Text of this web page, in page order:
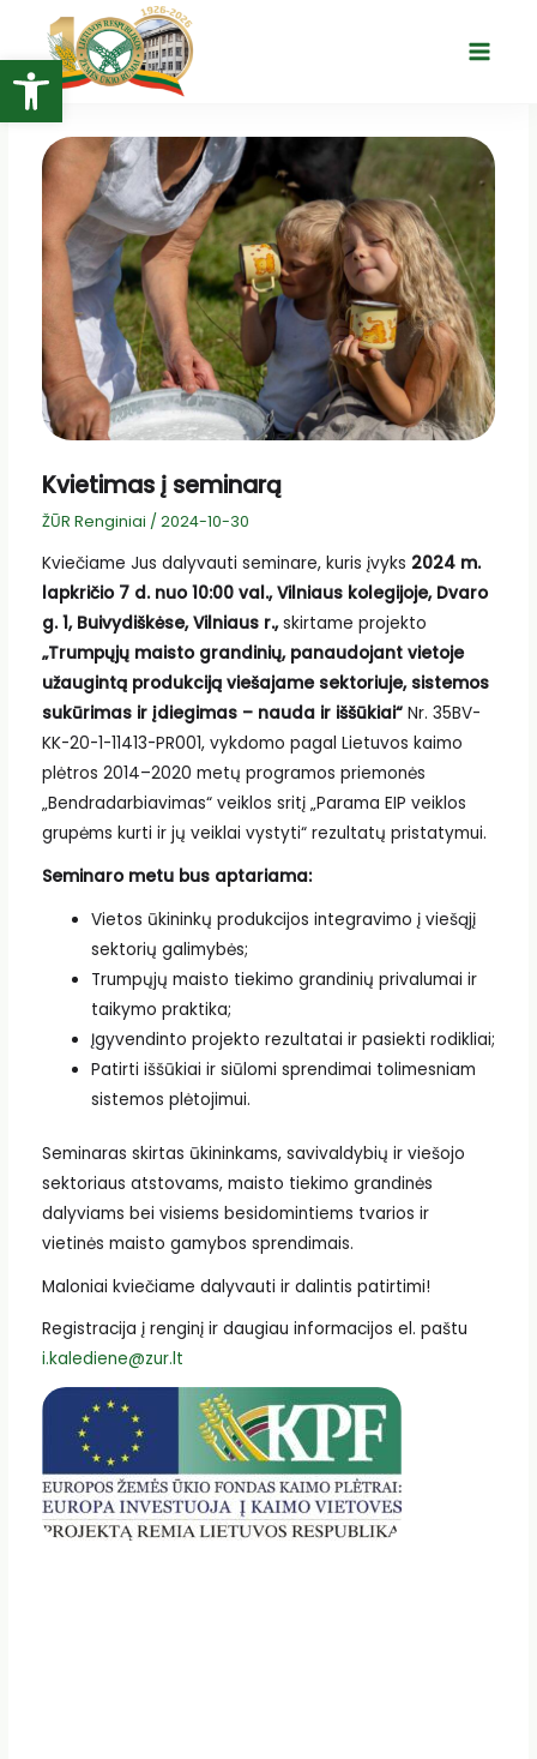
Open toolbar
turinio
Main
Kvietimas į seminarą
ŽŪR Renginiai / 2024-10-30
Kviečiame Jus dalyvauti seminare, kuris įvyks 2024 m.
lapkričio 7 d. nuo 10:00 val., Vilniaus kolegijoje, Dvaro
g. 1, Buivydiškėse, Vilniaus r.,skirtame projekto
„Trumpųjų maisto grandinių, panaudojant vietoje
užaugintą produkciją viešajame sektoriuje, sistemos
sukūrimas ir įdiegimas – nauda ir iššūkiai“Nr. 35BV-
KK-20-1-11413-PR001, vykdomo pagal Lietuvos kaimo
plėtros 2014–2020 metų programos priemonės
„Bendradarbiavimas“ veiklos sritį „Parama EIP veiklos
grupėms kurti ir jų veiklai vystyti“ rezultatų pristatymui.
Seminaro metu bus aptariama:
Vietos ūkininkų produkcijos integravimo į viešąjį
sektorių galimybės;
Trumpųjų maisto tiekimo grandinių privalumai ir
taikymo praktika;
Įgyvendinto projekto rezultatai ir pasiekti rodikliai;
Patirti iššūkiai ir siūlomi sprendimai tolimesniam
sistemos plėtojimui.
Seminaras skirtas ūkininkams, savivaldybių ir viešojo
sektoriaus atstovams, maisto tiekimo grandinės
dalyviams bei visiems besidomintiems tvarios ir
vietinės maisto gamybos sprendimais.
Maloniai kviečiame dalyvauti ir dalintis patirtimi!
Registracija į renginį ir daugiau informacijos el. paštu
i.kalediene@zur.lt